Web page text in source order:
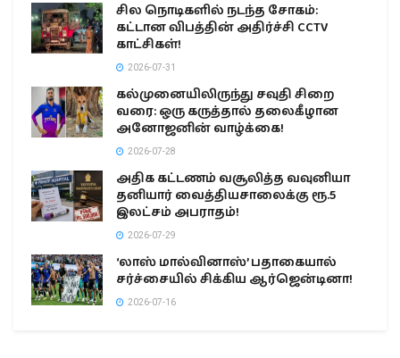
சில நொடிகளில் நடந்த சோகம்:
கட்டான விபத்தின் அதிர்ச்சி CCTV
காட்சிகள்!
2026-07-31
கல்முனையிலிருந்து சவுதி சிறை
வரை: ஒரு கருத்தால் தலைகீழான
அனோஜனின் வாழ்க்கை!
2026-07-28
அதிக கட்டணம் வசூலித்த வவுனியா
தனியார் வைத்தியசாலைக்கு ரூ.5
இலட்சம் அபராதம்!
2026-07-29
‘லாஸ் மால்வினாஸ்’ பதாகையால்
சர்ச்சையில் சிக்கிய ஆர்ஜென்டினா!
2026-07-16